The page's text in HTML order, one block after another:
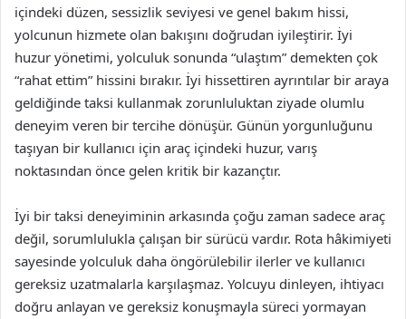
içindeki düzen, sessizlik seviyesi ve genel bakım hissi,
yolcunun hizmete olan bakışını doğrudan iyileştirir. İyi
huzur yönetimi, yolculuk sonunda “ulaştım” demekten çok
“rahat ettim” hissini bırakır. İyi hissettiren ayrıntılar bir araya
geldiğinde taksi kullanmak zorunluluktan ziyade olumlu
deneyim veren bir tercihe dönüşür. Günün yorgunluğunu
taşıyan bir kullanıcı için araç içindeki huzur, varış
noktasından önce gelen kritik bir kazançtır.
İyi bir taksi deneyiminin arkasında çoğu zaman sadece araç
değil, sorumlulukla çalışan bir sürücü vardır. Rota hâkimiyeti
sayesinde yolculuk daha öngörülebilir ilerler ve kullanıcı
gereksiz uzatmalarla karşılaşmaz. Yolcuyu dinleyen, ihtiyacı
doğru anlayan ve gereksiz konuşmayla süreci yormayan